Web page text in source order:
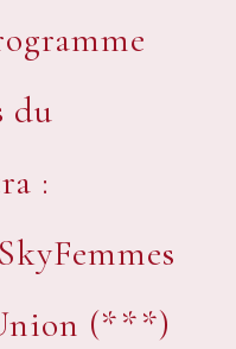
du
:
(***)